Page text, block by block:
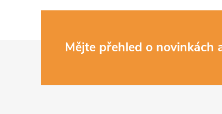
Mějte přehled o novinkách